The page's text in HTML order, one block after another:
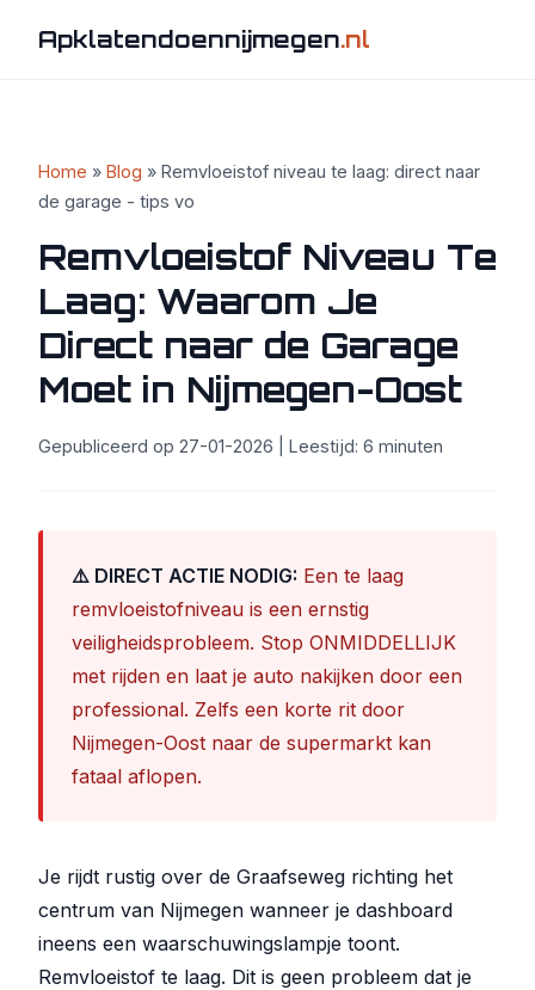
Apklatendoennijmegen.nl
Home » Blog » Remvloeistof niveau te laag: direct naar
de garage - tips vo
Remvloeistof Niveau Te
Laag: Waarom Je
Direct naar de Garage
Moet in Nijmegen-Oost
Gepubliceerd op 27-01-2026 | Leestijd: 6 minuten
⚠️ DIRECT ACTIE NODIG: Een te laag
remvloeistofniveau is een ernstig
veiligheidsprobleem. Stop ONMIDDELLIJK
met rijden en laat je auto nakijken door een
professional. Zelfs een korte rit door
Nijmegen-Oost naar de supermarkt kan
fataal aflopen.
Je rijdt rustig over de Graafseweg richting het
centrum van Nijmegen wanneer je dashboard
ineens een waarschuwingslampje toont.
Remvloeistof te laag. Dit is geen probleem dat je